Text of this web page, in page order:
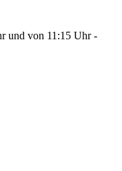
und von 11:15 Uhr -